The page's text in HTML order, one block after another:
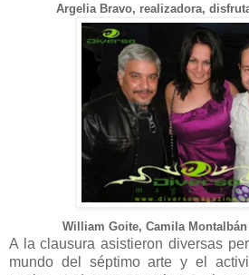
Argelia Bravo, realizadora,
William Goite, Camila
A la clausura asistieron diversas
mundo del séptimo arte y el